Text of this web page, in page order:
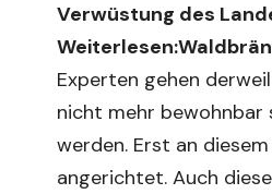
Verwüstung des
Weiterlesen:
Experten gehen
nicht mehr bewohnbar
werden. Erst an
angerichtet. Auch